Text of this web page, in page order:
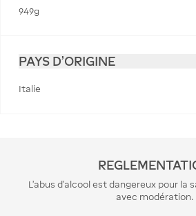
949g
PAYS D'ORIGINE
Italie
L’abus d’alcool est dangereux pour la
avec modération.